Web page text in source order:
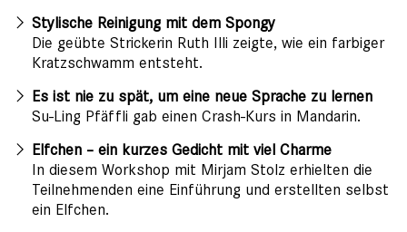
Stylische Reinigung mit dem Spongy
Die geübte Strickerin Ruth Illi zeigte, wie ein farbiger
Kratzschwamm entsteht.
Es ist nie zu spät, um eine neue Sprache zu lernen
Su-Ling Pfäffli gab einen Crash-Kurs in Mandarin.
Elfchen – ein kurzes Gedicht mit viel Charme
In diesem Workshop mit Mirjam Stolz erhielten die
Teilnehmenden eine Einführung und erstellten selbst
ein Elfchen.